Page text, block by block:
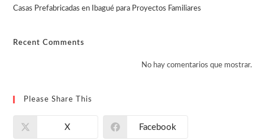
Casas Prefabricadas en Ibagué para Proyectos Familiares
Recent Comments
No hay comentarios que mostrar.
Please Share This
X Facebook